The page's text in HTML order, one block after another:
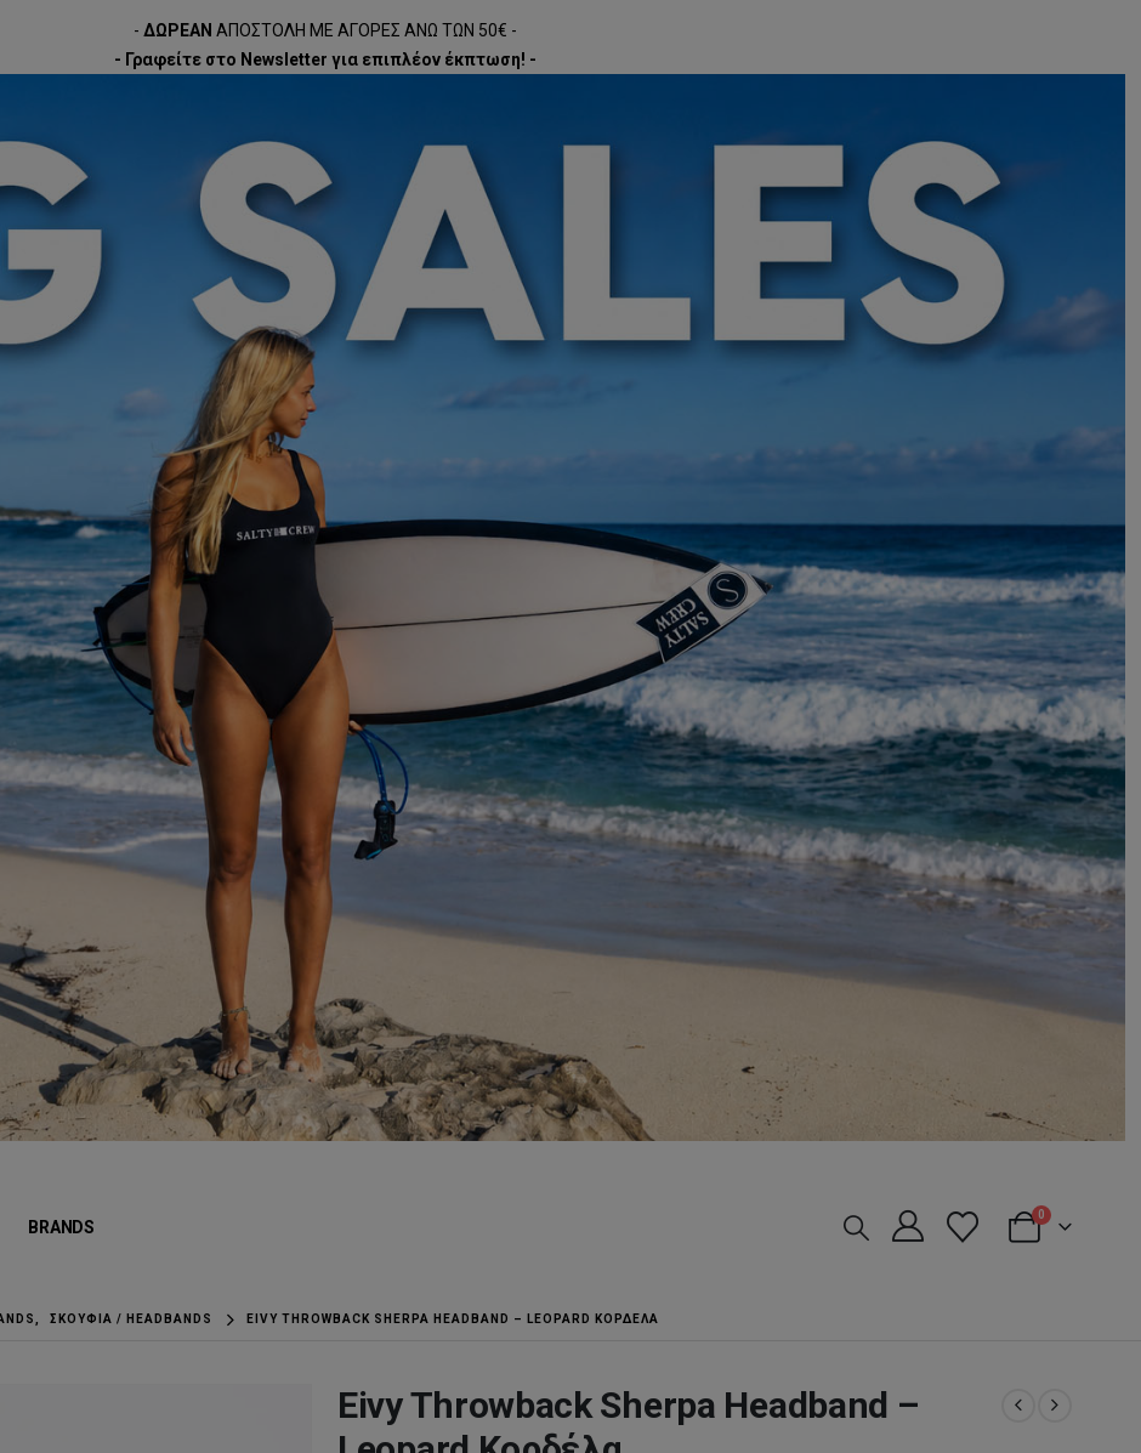
- ΔΩΡΕΑΝ ΑΠΟΣΤΟΛΗ ΜΕ ΑΓΟΡΕΣ ΑΝΩ ΤΩΝ 50€ -
- Γραφείτε στο Newsletter για επιπλέον έκπτωση! -
BRANDS
0
ΣΚΟΎΦΙΑ / HEADBANDS EIVY THROWBACK SHERPA HEADBAND – LEOPARD ΚΟΡΔΈΛΑ
Eivy Throwback Sherpa Headband –